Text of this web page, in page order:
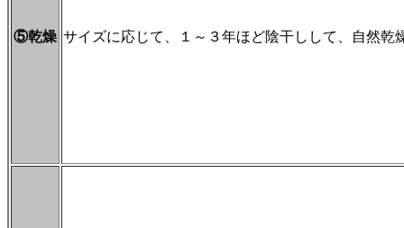
⑤乾燥 サイズに応じて、１～３年ほど陰干しして、自然乾